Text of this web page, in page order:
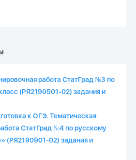
работа СтатГрад №3 по
(РЯ2190501-02) задания и
к ОГЭ. Тематическая
СтатГрад №4 по русскому
(РЯ2190901-02) задания и